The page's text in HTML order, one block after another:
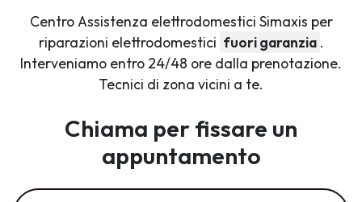
Centro Assistenza elettrodomestici Simaxis per
riparazioni elettrodomestici fuori garanzia .
Interveniamo entro 24/48 ore dalla prenotazione.
Tecnici di zona vicini a te.
Chiama per fissare un
appuntamento